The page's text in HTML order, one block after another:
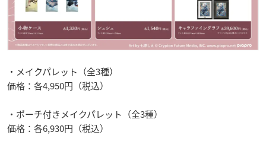
・メイクパレット（全3種）
価格：各4,950円（税込）
・ポーチ付きメイクパレット（全3種）
価格：各6,930円（税込）